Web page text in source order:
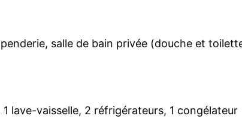
salle de bain privée (douche et
lave-vaisselle, 2 réfrigérateurs, 1 congélateur